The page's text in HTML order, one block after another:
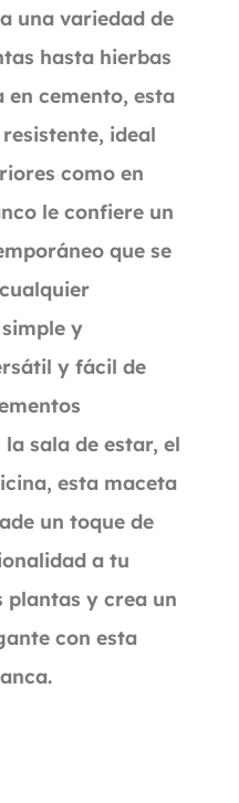
una variedad de
hasta hierbas
cemento, esta
ideal
como en
le confiere un
que se
y
y fácil de
sala de estar, el
esta maceta
un toque de
a tu
plantas y crea un
con esta